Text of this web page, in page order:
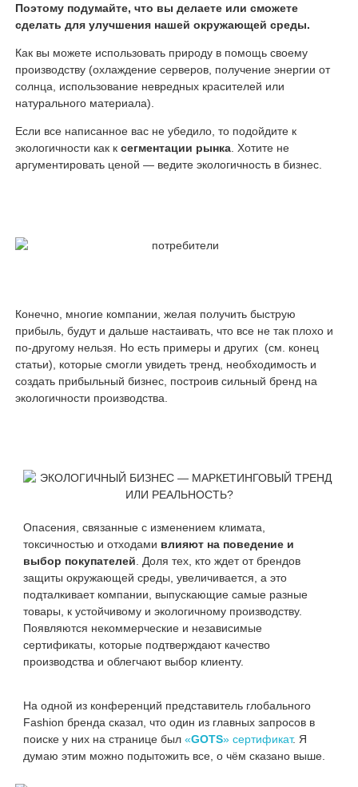
Поэтому подумайте, что вы делаете или сможете
сделать для улучшения нашей окружающей среды.
Как вы можете использовать природу в помощь своему
производству (охлаждение серверов, получение энергии от
солнца, использование невредных красителей или
натурального материала).
Если все написанное вас не убедило, то подойдите к
экологичности как к сегментации рынка. Хотите не
аргументировать ценой — ведите экологичность в бизнес.
Конечно, многие компании, желая получить быструю
прибыль, будут и дальше настаивать, что все не так плохо и
по-другому нельзя. Но есть примеры и других (см. конец
статьи), которые смогли увидеть тренд, необходимость и
создать прибыльный бизнес, построив сильный бренд на
экологичности производства.
Опасения, связанные с изменением климата,
токсичностью и отходами влияют на поведение и
выбор покупателей . Доля тех, кто ждет от брендов
защиты окружающей среды, увеличивается, а это
подталкивает компании, выпускающие самые разные
товары, к устойчивому и экологичному производству.
Появляются некоммерческие и независимые
сертификаты, которые подтверждают качество
производства и облегчают выбор клиенту.
На одной из конференций представитель глобального
Fashion бренда сказал, что один из главных запросов в
поиске у них на странице был «GOTS» сертификат. Я
думаю этим можно подытожить все, о чём сказано выше.